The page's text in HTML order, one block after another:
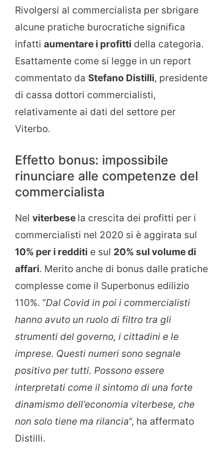
Rivolgersi al commercialista per sbrigare
alcune pratiche burocratiche significa
infatti aumentare i profitti della categoria.
Esattamente come si legge in un report
commentato da Stefano Distilli, presidente
di cassa dottori commercialisti,
relativamente ai dati del settore per
Viterbo.
Effetto bonus: impossibile
rinunciare alle competenze del
commercialista
Nel viterbese la crescita dei profitti per i
commercialisti nel 2020 si è aggirata sul
10% per i redditi e sul 20% sul volume di
affari. Merito anche di bonus dalle pratiche
complesse come il Superbonus edilizio
110%. “Dal Covid in poi i commercialisti
hanno avuto un ruolo di filtro tra gli
strumenti del governo, i cittadini e le
imprese. Questi numeri sono segnale
positivo per tutti. Possono essere
interpretati come il sintomo di una forte
dinamismo dell’economia viterbese, che
non solo tiene ma rilancia“, ha affermato
Distilli.